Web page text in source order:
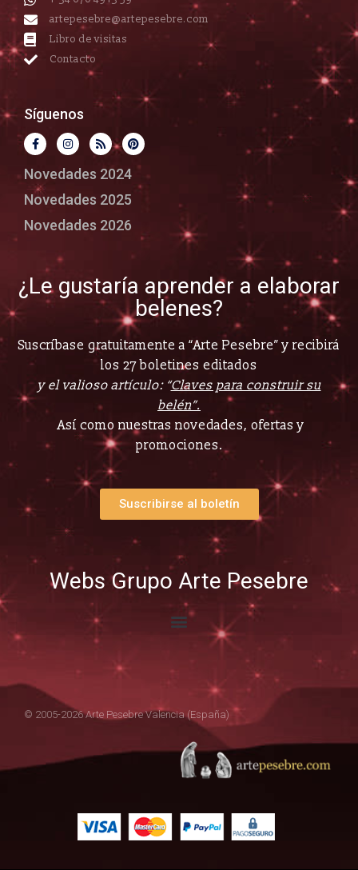
artepesebre@artepesebre.com
Libro de visitas
Contacto
Síguenos
Novedades 2024
Novedades 2025
Novedades 2026
¿Le gustaría aprender a elaborar
belenes?
Suscríbase gratuitamente a “Arte Pesebre” y recibirá
los 27 boletines editados
y el valioso artículo: “Claves para construir su
belén”.
Así como nuestras novedades, ofertas y
promociones.
Suscribirse al boletín
Webs Grupo Arte Pesebre
© 2005-2026 Arte Pesebre Valencia (España)